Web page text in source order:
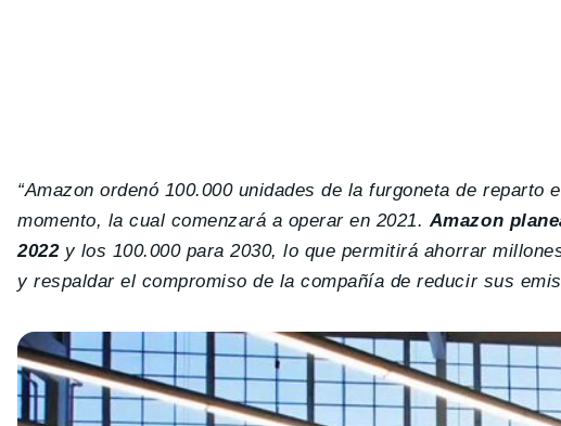
“Amazon ordenó 100.000 unidades de la furgoneta de
momento, la cual comenzará a operar en 2021.Amazon
2022y los 100.000 para 2030, lo que permitirá ahorrar
y respaldar el compromiso de la compañía de reducir sus